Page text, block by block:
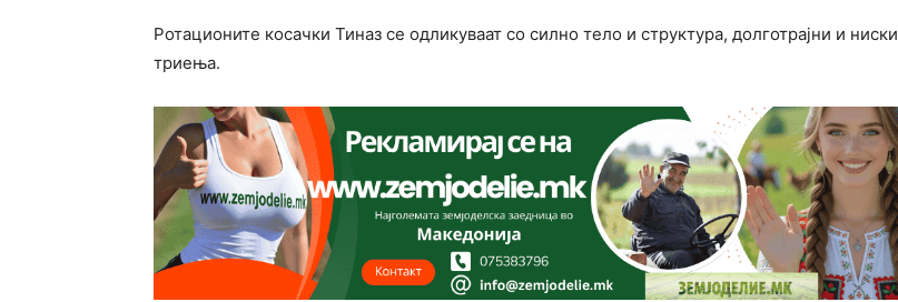
Ротационите косачки Тиназ се одликуваат со силно тело и структура, долготрајни и ниски
триења.